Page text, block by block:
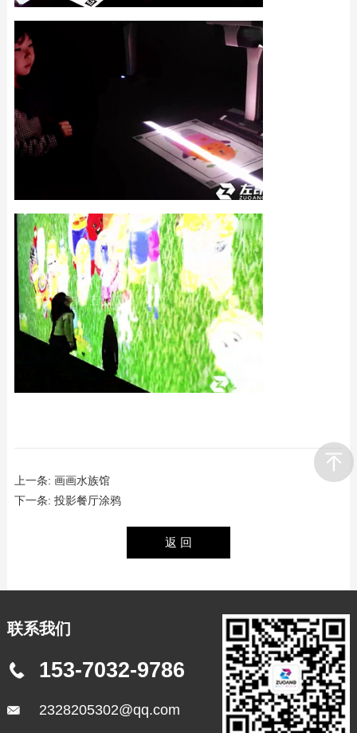
上一条: 画画水族馆
下一条: 投影餐厅涂鸦
联系我们
153-7032-9786
2328205302@qq.com